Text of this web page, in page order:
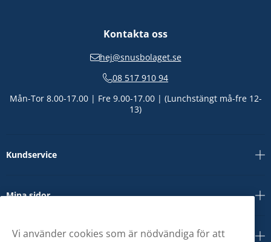
Kontakta oss
hej@snusbolaget.se
08 517 910 94
Mån-Tor 8.00-17.00 | Fre 9.00-17.00 | (Lunchstängt må-fre 12-
13)
Kundservice
Mina sidor
Om oss
Vi använder cookies som är nödvändiga för att